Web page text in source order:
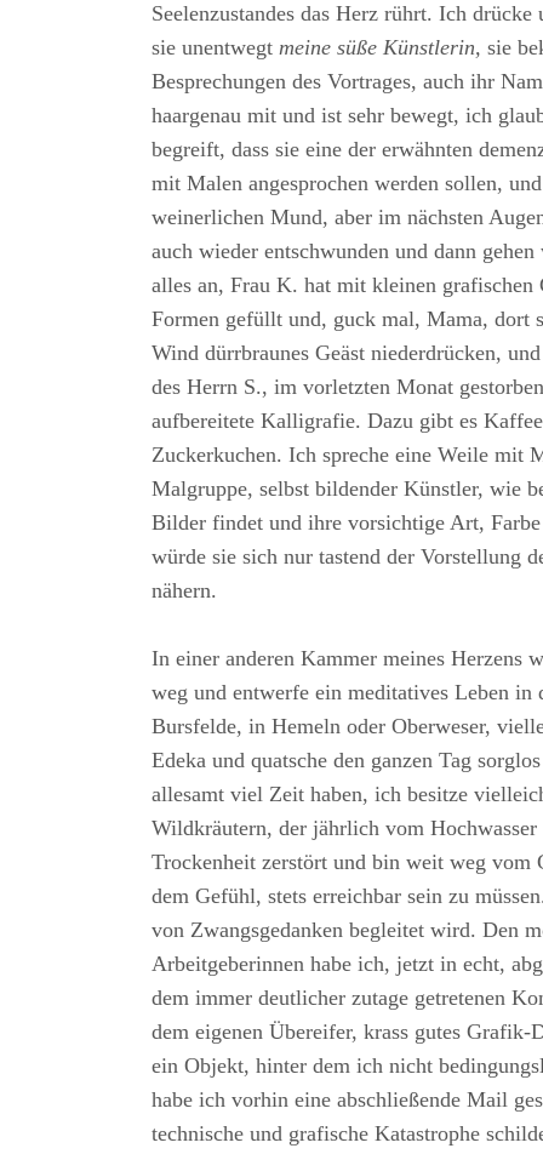
Seelenzustandes das Herz rührt. Ich drücke
sie unentwegt meine süße Künstlerin, sie
Besprechungen des Vortrages, auch ihr
haargenau mit und ist sehr bewegt, ich
begreift, dass sie eine der erwähnten
mit Malen angesprochen werden sollen,
weinerlichen Mund, aber im nächsten
auch wieder entschwunden und dann
alles an, Frau K. hat mit kleinen grafischen
Formen gefüllt und, guck mal, Mama, dort
Wind dürrbraunes Geäst niederdrücken,
des Herrn S., im vorletzten Monat
aufbereitete Kalligrafie. Dazu gibt es
Zuckerkuchen. Ich spreche eine Weile mit
Malgruppe, selbst bildender Künstler, wie
Bilder findet und ihre vorsichtige Art, Farbe
würde sie sich nur tastend der Vorstellung
nähern.
In einer anderen Kammer meines Herzens
weg und entwerfe ein meditatives Leben in
Bursfelde, in Hemeln oder Oberweser,
Edeka und quatsche den ganzen Tag
allesamt viel Zeit haben, ich besitze
Wildkräutern, der jährlich vom
Trockenheit zerstört und bin weit weg vom
dem Gefühl, stets erreichbar sein zu
von Zwangsgedanken begleitet wird. Den
Arbeitgeberinnen habe ich, jetzt in echt,
dem immer deutlicher zutage getretenen
dem eigenen Übereifer, krass gutes Grafik-
ein Objekt, hinter dem ich nicht
habe ich vorhin eine abschließende Mail
technische und grafische Katastrophe